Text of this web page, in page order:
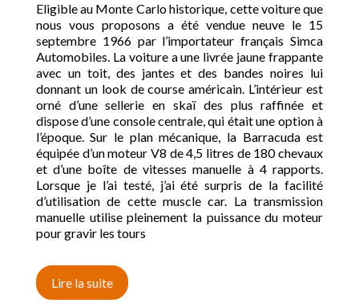
Eligible au Monte Carlo historique, cette voiture que
nous vous proposons a été vendue neuve le 15
septembre 1966 par l’importateur français Simca
Automobiles. La voiture a une livrée jaune frappante
avec un toit, des jantes et des bandes noires lui
donnant un look de course américain. L’intérieur est
orné d’une sellerie en skaï des plus raffinée et
dispose d’une console centrale, qui était une option à
l’époque. Sur le plan mécanique, la Barracuda est
équipée d’un moteur V8 de 4,5 litres de 180 chevaux
et d’une boîte de vitesses manuelle à 4 rapports.
Lorsque je l’ai testé, j’ai été surpris de la facilité
d’utilisation de cette muscle car. La transmission
manuelle utilise pleinement la puissance du moteur
pour gravir les tours
Lire la suite